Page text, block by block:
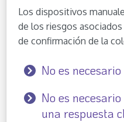
Los dispositivos
de los riesgos
de confirmación de la
No es
No es
una respuesta